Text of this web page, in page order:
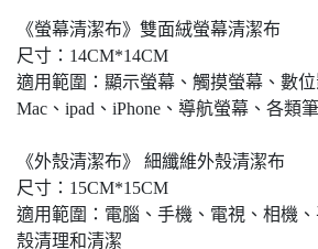
《螢幕清潔布》雙面絨螢幕清潔布
尺寸：14CM*14CM
適用範圍：顯示螢幕、觸摸螢幕、數位
Mac、ipad、iPhone、導航螢幕、各類
《外殼清潔布》 細纖維外殼清潔布
尺寸：15CM*15CM
適用範圍：電腦、手機、電視、相機
殼清理和清潔